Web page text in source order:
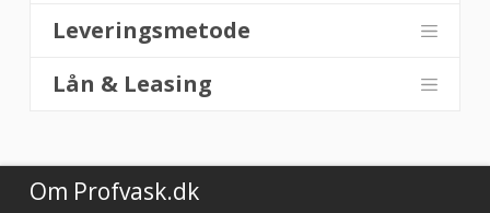
Leveringsmetode
Lån & Leasing
Om Profvask.dk